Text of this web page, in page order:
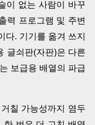
이 없는 사람이 바꾸
력 프로그램 및 주변
다. 기기를 옮겨 쓰지
글쇠판(자판)은 다른
보급용 배열의 파급
칠 가능성까지 염두